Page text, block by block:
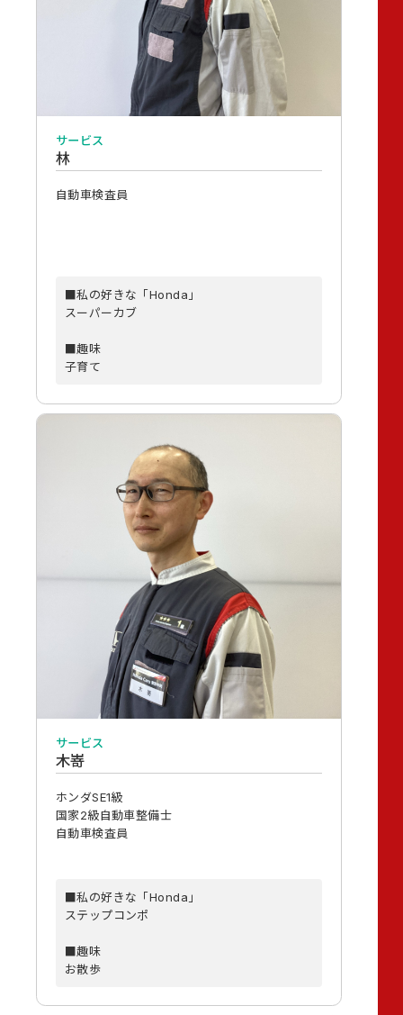
サービス
林
自動車検査員
■私の好きな「Honda」
スーパーカブ
■趣味
子育て
サービス
木嵜
ホンダSE1級
国家2級自動車整備士
自動車検査員
■私の好きな「Honda」
ステップコンポ
■趣味
お散歩